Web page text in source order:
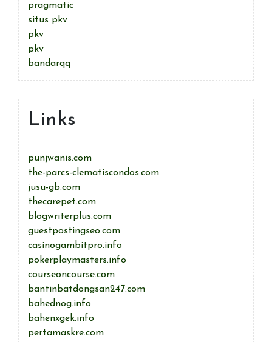
pragmatic
situs pkv
pkv
pkv
bandarqq
Links
punjwanis.com
the-parcs-clematiscondos.com
jusu-gb.com
thecarepet.com
blogwriterplus.com
guestpostingseo.com
casinogambitpro.info
pokerplaymasters.info
courseoncourse.com
bantinbatdongsan247.com
bahednog.info
bahenxgek.info
pertamaskre.com